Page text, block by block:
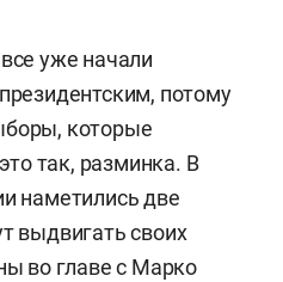
уже начали
потому
которые
так, разминка. В
наметились две
выдвигать своих
во главе с Марко